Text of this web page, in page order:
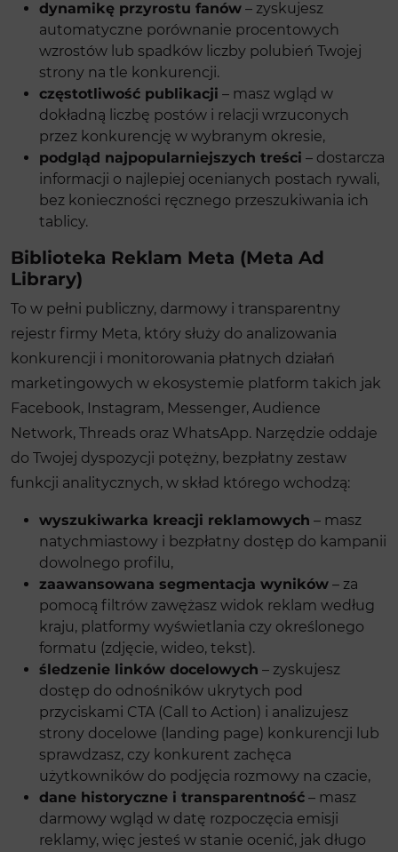
dynamikę przyrostu fanów – zyskujesz
automatyczne porównanie procentowych
wzrostów lub spadków liczby polubień Twojej
strony na tle konkurencji.
częstotliwość publikacji – masz wgląd w
dokładną liczbę postów i relacji wrzuconych
przez konkurencję w wybranym okresie,
podgląd najpopularniejszych treści – dostarcza
informacji o najlepiej ocenianych postach rywali,
bez konieczności ręcznego przeszukiwania ich
tablicy.
Biblioteka Reklam Meta (Meta Ad
Library)
To w pełni publiczny, darmowy i transparentny
rejestr firmy Meta, który służy do analizowania
konkurencji i monitorowania płatnych działań
marketingowych w ekosystemie platform takich jak
Facebook, Instagram, Messenger, Audience
Network, Threads oraz WhatsApp. Narzędzie oddaje
do Twojej dyspozycji potężny, bezpłatny zestaw
funkcji analitycznych, w skład którego wchodzą:
wyszukiwarka kreacji reklamowych – masz
natychmiastowy i bezpłatny dostęp do kampanii
dowolnego profilu,
zaawansowana segmentacja wyników – za
pomocą filtrów zawężasz widok reklam według
kraju, platformy wyświetlania czy określonego
formatu (zdjęcie, wideo, tekst).
śledzenie linków docelowych – zyskujesz
dostęp do odnośników ukrytych pod
przyciskami CTA (Call to Action) i analizujesz
strony docelowe (landing page) konkurencji lub
sprawdzasz, czy konkurent zachęca
użytkowników do podjęcia rozmowy na czacie,
dane historyczne i transparentność – masz
darmowy wgląd w datę rozpoczęcia emisji
reklamy, więc jesteś w stanie ocenić, jak długo